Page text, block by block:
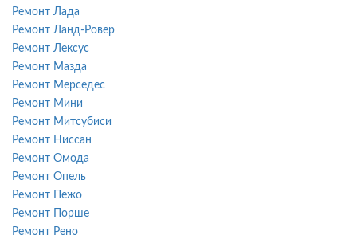
Ремонт Лада
Ремонт Ланд-Ровер
Ремонт Лексус
Ремонт Мазда
Ремонт Мерседес
Ремонт Мини
Ремонт Митсубиси
Ремонт Ниссан
Ремонт Омода
Ремонт Опель
Ремонт Пежо
Ремонт Порше
Ремонт Рено